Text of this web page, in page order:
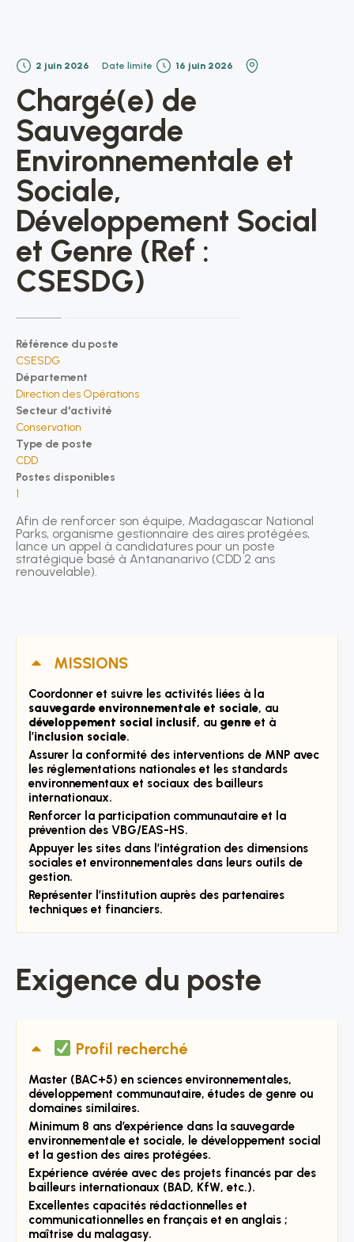
2 juin 2026 Date limite 16 juin 2026
Chargé(e) de
Sauvegarde
Environnementale et
Sociale,
Développement Social
et Genre (Ref :
CSESDG)
Référence du poste
CSESDG
Département
Direction des Opérations
Secteur d'activité
Conservation
Type de poste
CDD
Postes disponibles
1
Afin de renforcer son équipe, Madagascar National
Parks, organisme gestionnaire des aires protégées,
lance un appel à candidatures pour un poste
stratégique basé à Antananarivo (CDD 2 ans
renouvelable).
MISSIONS
Coordonner et suivre les activités liées à la
sauvegarde environnementale et sociale, au
développement social inclusif, au genre et à
l’inclusion sociale.
Assurer la conformité des interventions de MNP avec
les réglementations nationales et les standards
environnementaux et sociaux des bailleurs
internationaux.
Renforcer la participation communautaire et la
prévention des VBG/EAS-HS.
Appuyer les sites dans l’intégration des dimensions
sociales et environnementales dans leurs outils de
gestion.
Représenter l’institution auprès des partenaires
techniques et financiers.
Exigence du poste
Profil recherché
Master (BAC+5) en sciences environnementales,
développement communautaire, études de genre ou
domaines similaires.
Minimum 8 ans d’expérience dans la sauvegarde
environnementale et sociale, le développement social
et la gestion des aires protégées.
Expérience avérée avec des projets financés par des
bailleurs internationaux (BAD, KfW, etc.).
Excellentes capacités rédactionnelles et
communicationnelles en français et en anglais ;
maîtrise du malagasy.